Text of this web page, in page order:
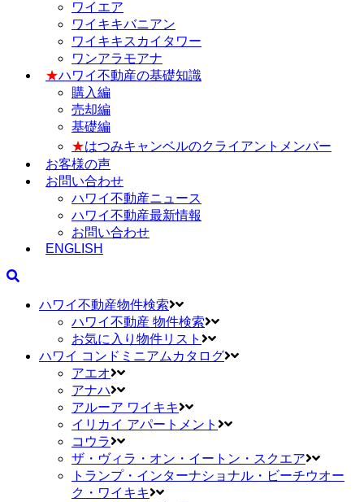
ワイエア
ワイキキバニアン
ワイキキスカイタワー
ワンアラモアナ
★ハワイ不動産の基礎知識
購入編
売却編
基礎編
★はつみキャンベルのクライアントメンバー
お客様の声
お問い合わせ
ハワイ不動産ニュース
ハワイ不動産最新情報
お問い合わせ
ENGLISH
ハワイ不動産物件検索
ハワイ不動産 物件検索
お気に入り物件リスト
ハワイ コンドミニアムカタログ
アエオ
アナハ
アルーア ワイキキ
イリカイ アパートメント
コウラ
ザ・ヴィラ・オン・イートン・スクエア
トランプ・インターナショナル・ビーチウオー
ク・ワイキキ